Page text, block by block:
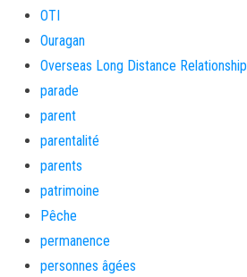
OTI
Ouragan
Overseas Long Distance Relationship
parade
parent
parentalité
parents
patrimoine
Pêche
permanence
personnes âgées